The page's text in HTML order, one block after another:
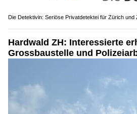
Die Detektivin: Seriöse Privatdetektei für Zürich und
Hardwald ZH: Interessierte
Grossbaustelle und